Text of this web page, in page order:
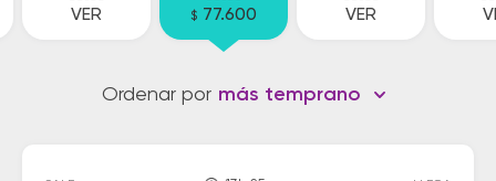
VER $ 77.600 VER
Ordenar por más temprano